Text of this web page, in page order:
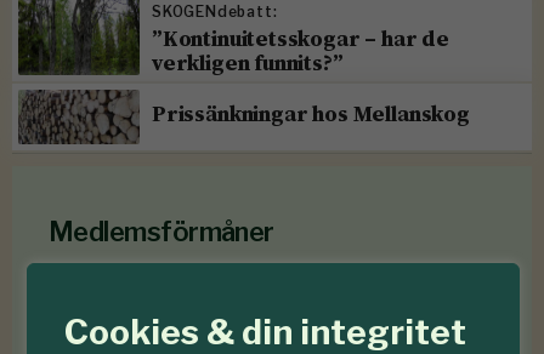
Cookies & din integritet
SKOGENdebatt:
”Kontinuitetsskogar – har de
verkligen funnits?”
Prissänkningar hos Mellanskog
Medlemsförmåner
medlemsförmåner
för mindre än en krona om
dagen.